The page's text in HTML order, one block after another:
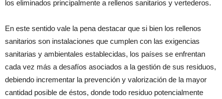
los eliminados principalmente a rellenos sanitarios y vertederos.
En este sentido vale la pena destacar que si bien los rellenos
sanitarios son instalaciones que cumplen con las exigencias
sanitarias y ambientales establecidas, los países se enfrentan
cada vez más a desafíos asociados a la gestión de sus residuos,
debiendo incrementar la prevención y valorización de la mayor
cantidad posible de éstos, donde todo residuo potencialmente